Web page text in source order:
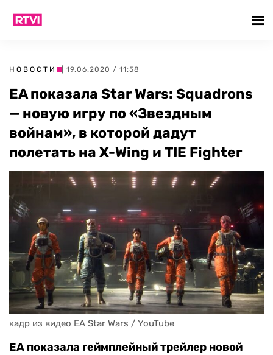
НОВОСТИ | 19.06.2020 / 11:58
EA показала Star Wars: Squadrons
— новую игру по «Звездным
войнам», в которой дадут
полетать на X-Wing и TIE Fighter
кадр из видео EA Star Wars / YouTube
EA показала геймплейный трейлер новой